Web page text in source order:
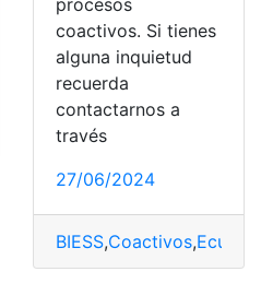
Quitar,Ropa
coactivos. Si tienes
alguna inquietud
recuerda
contactarnos a
través
27/06/2024
BIESS,Coactivos,